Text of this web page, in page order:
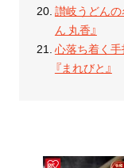
讃岐うどんの
ん 丸香』
心落ち着く手
『まれびと』